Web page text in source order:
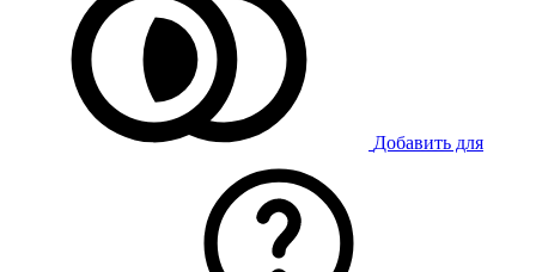
Добавить для